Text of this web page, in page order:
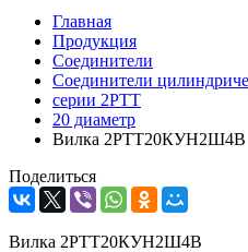
Главная
Продукция
Соединители
Соединители
серии 2РТТ
20 диаметр
Вилка 2РТТ20КУН2Ш4В
Поделиться
Вилка 2РТТ20КУН2Ш4В